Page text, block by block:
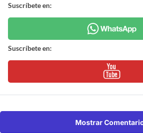
Suscríbete en:
Suscríbete en:
Mostrar